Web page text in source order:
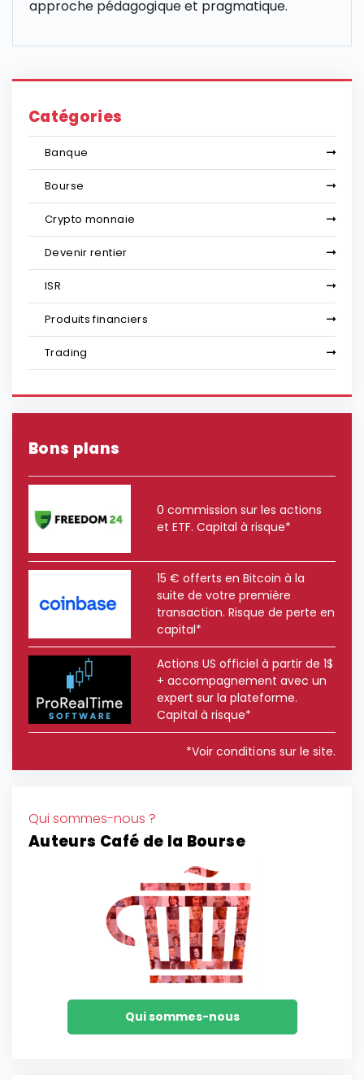
approche pédagogique et pragmatique.
Catégories
Banque
Bourse
Crypto monnaie
Devenir rentier
ISR
Produits financiers
Trading
Bons plans
0 commission sur les actions
et ETF. Capital à risque*
15 € offerts en Bitcoin à la
suite de votre première
transaction. Risque de perte en
capital*
Actions US officiel à partir de 1$
+ accompagnement avec un
expert sur la plateforme.
Capital à risque*
*Voir conditions sur le site.
Qui sommes-nous ?
Auteurs Café de la Bourse
Qui sommes-nous